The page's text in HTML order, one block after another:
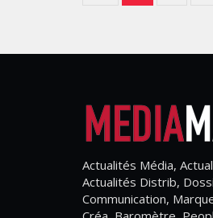
Actualités Média,
Actualités Distrib,
Communication,